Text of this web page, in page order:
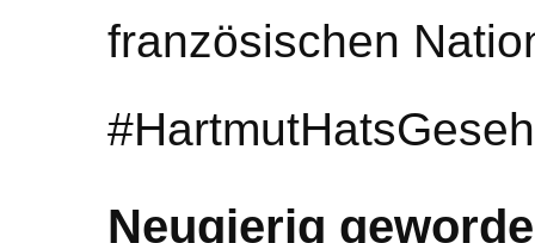
französischen
Neugierig